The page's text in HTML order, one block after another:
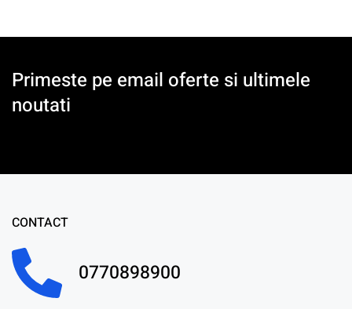
Primeste pe email oferte si ultimele
noutati
CONTACT
0770898900